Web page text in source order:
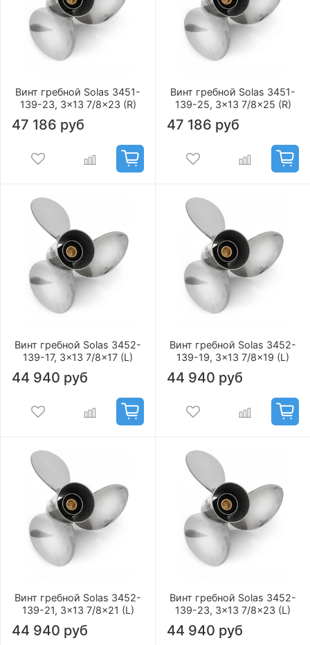
Винт гребной Solas 3451-
139-23, 3x13 7/8x23 (R)
47 186 руб
Винт гребной Solas 3451-
139-25, 3x13 7/8x25 (R)
47 186 руб
Винт гребной Solas 3452-
139-17, 3x13 7/8x17 (L)
44 940 руб
Винт гребной Solas 3452-
139-19, 3x13 7/8x19 (L)
44 940 руб
Винт гребной Solas 3452-
139-21, 3x13 7/8x21 (L)
44 940 руб
Винт гребной Solas 3452-
139-23, 3x13 7/8x23 (L)
44 940 руб